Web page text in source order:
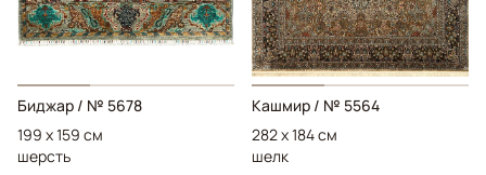
Биджар / № 5678
199 x 159 см
шерсть
Кашмир / № 5564
282 x 184 см
шелк